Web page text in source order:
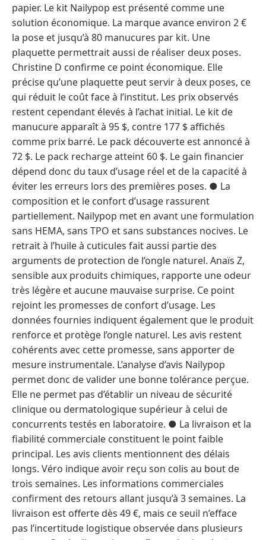
papier. Le kit Nailypop est présenté comme une
solution économique. La marque avance environ 2 €
la pose et jusqu’à 80 manucures par kit. Une
plaquette permettrait aussi de réaliser deux poses.
Christine D confirme ce point économique. Elle
précise qu’une plaquette peut servir à deux poses, ce
qui réduit le coût face à l’institut. Les prix observés
restent cependant élevés à l’achat initial. Le kit de
manucure apparaît à 95 $, contre 177 $ affichés
comme prix barré. Le pack découverte est annoncé à
72 $. Le pack recharge atteint 60 $. Le gain financier
dépend donc du taux d’usage réel et de la capacité à
éviter les erreurs lors des premières poses. ● La
composition et le confort d’usage rassurent
partiellement. Nailypop met en avant une formulation
sans HEMA, sans TPO et sans substances nocives. Le
retrait à l’huile à cuticules fait aussi partie des
arguments de protection de l’ongle naturel. Anaïs Z,
sensible aux produits chimiques, rapporte une odeur
très légère et aucune mauvaise surprise. Ce point
rejoint les promesses de confort d’usage. Les
données fournies indiquent également que le produit
renforce et protège l’ongle naturel. Les avis restent
cohérents avec cette promesse, sans apporter de
mesure instrumentale. L’analyse d’avis Nailypop
permet donc de valider une bonne tolérance perçue.
Elle ne permet pas d’établir un niveau de sécurité
clinique ou dermatologique supérieur à celui de
concurrents testés en laboratoire. ● La livraison et la
fiabilité commerciale constituent le point faible
principal. Les avis clients mentionnent des délais
longs. Véro indique avoir reçu son colis au bout de
trois semaines. Les informations commerciales
confirment des retours allant jusqu’à 3 semaines. La
livraison est offerte dès 49 €, mais ce seuil n’efface
pas l’incertitude logistique observée dans plusieurs